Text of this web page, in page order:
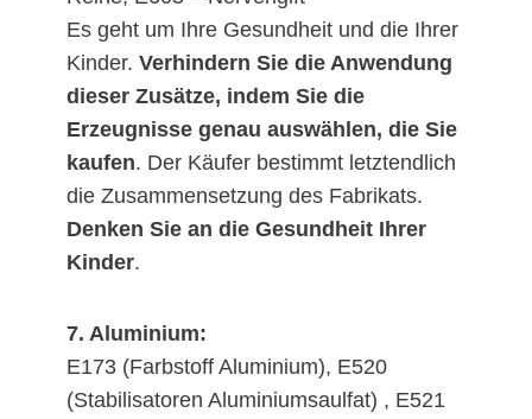
Es geht um Ihre Gesundheit und die Ihrer
Kinder. Verhindern Sie die Anwendung
dieser Zusätze, indem Sie die
Erzeugnisse genau auswählen, die Sie
kaufen. Der Käufer bestimmt letztendlich
die Zusammensetzung des Fabrikats.
Denken Sie an die Gesundheit Ihrer
Kinder.
7. Aluminium:
E173 (Farbstoff Aluminium), E520
(Stabilisatoren Aluminiumsaulfat) , E521